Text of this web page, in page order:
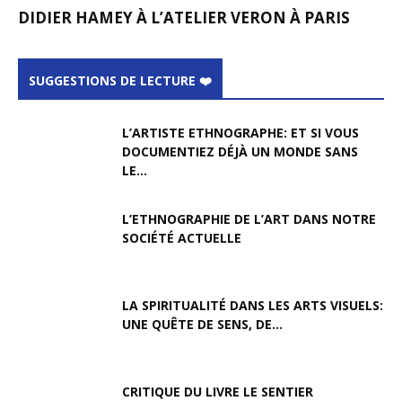
DIDIER HAMEY À L’ATELIER VERON À PARIS
SUGGESTIONS DE LECTURE ❤️
L’ARTISTE ETHNOGRAPHE: ET SI VOUS
DOCUMENTIEZ DÉJÀ UN MONDE SANS
LE...
L’ETHNOGRAPHIE DE L’ART DANS NOTRE
SOCIÉTÉ ACTUELLE
LA SPIRITUALITÉ DANS LES ARTS VISUELS:
UNE QUÊTE DE SENS, DE...
CRITIQUE DU LIVRE LE SENTIER